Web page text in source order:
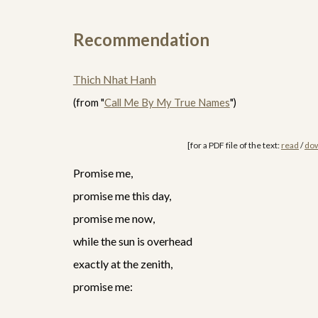
Recommendation
Thich Nhat Hanh
(from "Call Me By My True Names")
[for a PDF file of the text: read /
Promise me,
promise me this day,
promise me now,
while the sun is overhead
exactly at the zenith,
promise me: